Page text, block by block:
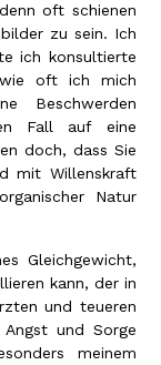
oft schienen
zu sein. Ich
ich konsultierte
oft ich mich
Beschwerden
Fall auf eine
doch, dass Sie
mit Willenskraft
Natur
Gleichgewicht,
kann, der in
und teueren
und Sorge
meinem